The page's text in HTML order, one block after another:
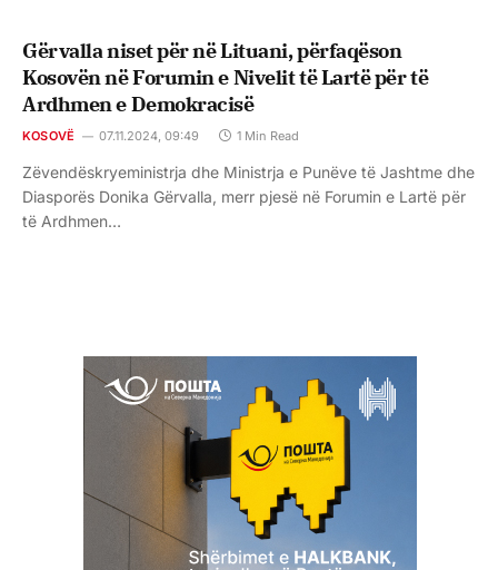
Gërvalla niset për në Lituani, përfaqëson
Kosovën në Forumin e Nivelit të Lartë për të
Ardhmen e Demokracisë
KOSOVË 07.11.2024, 09:49 1 Min Read
Zëvendëskryeministrja dhe Ministrja e Punëve të Jashtme dhe
Diasporës Donika Gërvalla, merr pjesë në Forumin e Lartë për
të Ardhmen…